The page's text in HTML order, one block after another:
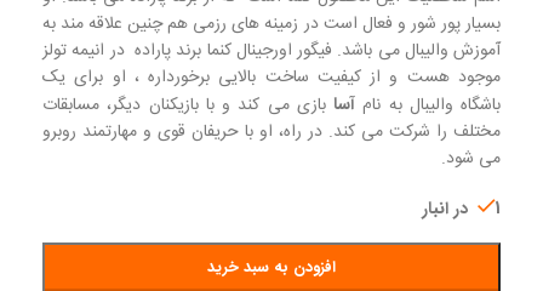
بسیار پور شور و فعال است در زمینه های رزمی هم چنین علاقه مند به
آموزش والیبال می باشد. فیگور اورجینال کنما برند پاراده در انیمه تولز
موجود هست و از کیفیت ساخت بالایی برخورداره ، او برای یک
باشگاه والیبال به نام آسا بازی می کند و با بازیکنان دیگر، مسابقات
مختلف را شرکت می کند. در راه، او با حریفان قوی و مهارتمند روبرو
می شود.
1 در انبار
افزودن به سبد خرید